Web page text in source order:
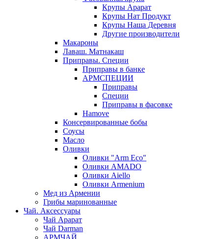
Крупы Арарат
Крупы Нат Продукт
Крупы Наша Деревня
Другие производители
Макароны
Лаваш. Матнакаш
Приправы. Специи
Приправы в банке
АРМСПЕЦИИ
Приправы
Специи
Приправы в фасовке
Hamove
Консервированные бобы
Соусы
Масло
Оливки
Оливки "Arm Eco"
Оливки AMADO
Оливки Aiello
Оливки Armenium
Мед из Армении
Грибы маринованные
Чай. Аксессуары
Чай Арарат
Чай Darman
АРМЧАЙ